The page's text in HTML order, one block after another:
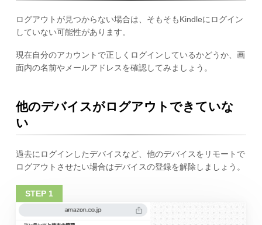
ログアウトが見つからない場合は、そもそもKindleにログイン
していない可能性があります。
現在自分のアカウントで正しくログインしているかどうか、画
面内の名前やメールアドレスを確認してみましょう。
他のデバイスがログアウトできていな
い
過去にログインしたデバイスなど、他のデバイスをリモートで
ログアウトさせたい場合はデバイスの登録を解除しましょう。